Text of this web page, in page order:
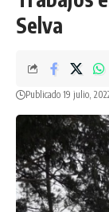
Selva
Publicado 19 julio,